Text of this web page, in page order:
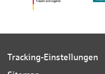
Tracking-Einstellungen